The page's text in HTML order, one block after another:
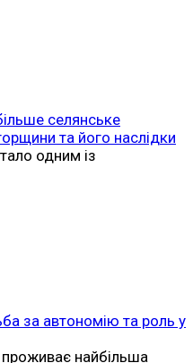
селянське
та його наслідки
одним із
за автономію та роль у
проживає найбільша